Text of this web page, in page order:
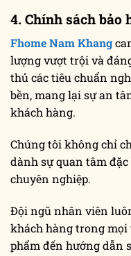
4. Chính sách bảo
Fhome Nam Khang
lượng vượt trội và
thủ các tiêu chuẩn
bền, mang lại sự an
khách hàng.
Chúng tôi không chỉ
dành sự quan tâm
chuyên nghiệp.
Đội ngũ nhân viên
khách hàng trong mọi
phẩm đến hướng dẫn